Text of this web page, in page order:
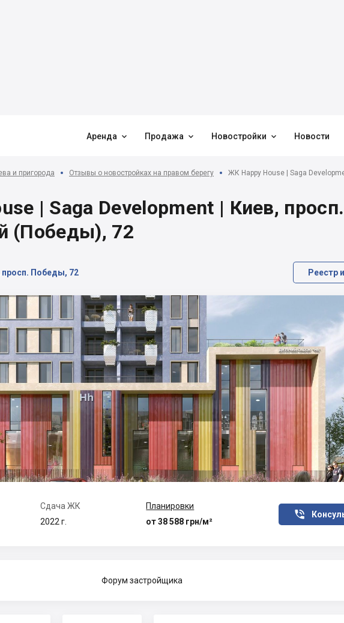
Аренда  Продажа  Новостройки  Новости
и пригорода Отзывы о новостройках на правом берегу ЖК Happy House | Saga
| Saga Development | Киев, просп.
(Победы), 72
просп. Победы, 72 Реестр
Сдача ЖК
2022 г.
Планировки
от 38 588 грн/м²

Форум застройщика